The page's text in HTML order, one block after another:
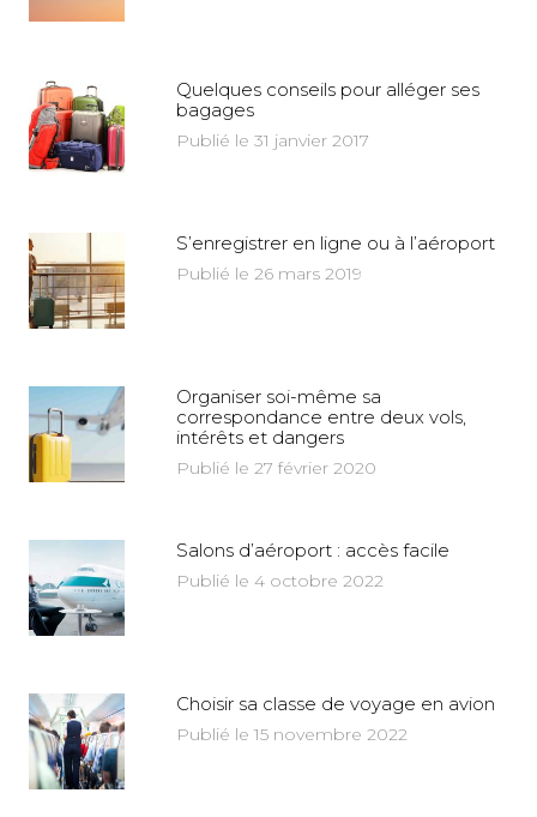
Quelques conseils pour alléger ses
bagages
Publié le 31 janvier 2017
S’enregistrer en ligne ou à l’aéroport
Publié le 26 mars 2019
Organiser soi-même sa
correspondance entre deux vols,
intérêts et dangers
Publié le 27 février 2020
Salons d’aéroport : accès facile
Publié le 4 octobre 2022
Choisir sa classe de voyage en avion
Publié le 15 novembre 2022